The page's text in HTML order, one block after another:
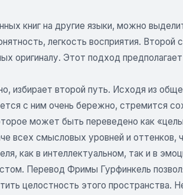
книг на другие языки, можно
легкость восприятия.
оригиналу. Этот подход
избирает второй путь. Исходя из
с ним очень бережно, стремится
может быть переведено как
всех смысловых уровней и
как в интеллектуальном, так и в
Перевод Фримы Гурфинкель
целостность этого пространства.